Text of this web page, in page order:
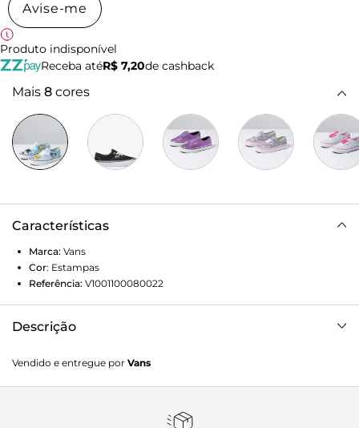
Avise-me
Produto indisponível
Receba atéR$ 7,20de cashback
Mais 8 cores
Características
Marca: Vans
Cor: Estampas
Referência: V1001100080022
Descrição
colaboração especial celebrando o amor e a justiça para
todos. Esta coleção de calçados e roupas convida você a se
Com obras de arte que destacam as Sailor Guardians e a
Vendido e entregue por Vans